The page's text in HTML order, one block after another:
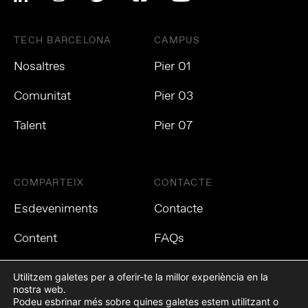
TECH BARCELONA
Nosaltres
Comunitat
Talent
CAMPUS
Pier 01
Pier 03
Pier 07
COMPARTEIX
Esdeveniments
Content
CONTACTE
Contacte
FAQs
Utilitzem galetes per a oferir-te la millor experiència en la
nostra web.
Podeu esbrinar més sobre quines galetes estem utilitzant o